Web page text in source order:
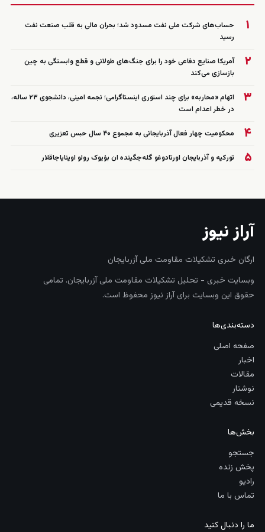
۱
حساب‌های شرکت ملی نفت مسدود شد؛ بحران مالی به قلب صنعت نفت
رسید
۲
آمریکا صنایع دفاعی خود را برای جنگ‌های طولانی و قطع وابستگی به چین
بازسازی می‌کند
۳
اتهام «محاربه» برای چند استوری اینستاگرامی؛ نجمه امینی، دانشجوی ۲۳ ساله،
در خطر اعدام است
۴ محکومیت چهار فعال آذربایجانی به مجموع ۴۰ سال حبس تعزیری
۵ تورکیه و آذربایجان اورتادوغو گله‌جگینده ان بؤیوک رولو اوینایاجاقلار
آراز نیوز
ارگان خبری تشکیلات مقاومت ملی آزربایجان
وبسایت خبری - تحلیل تشکیلات مقاومت ملی آزربایجان. تمامی
حقوق این وبسایت برای آراز نیوز محفوظ است.
دسته‌بندی‌ها
صفحه اصلی
اخبار
مقالات
نوشتار
نسخه قدیمی
بخش‌ها
جستجو
پخش زنده
رادیو
تماس با ما
ما را دنبال کنید